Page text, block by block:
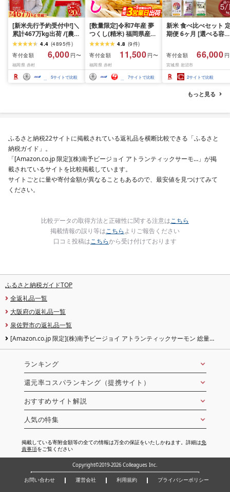
[新米先行予約受付中!]＼
累計467万kg出荷 /[農家
応援米]訳あり 令和7年産
令和8年産ふくきらり 夢
つくし 5kg 10kg 15kg
20kg [選べる品種・内容
量・出荷時期]複数原料
米 白米 精米 国産 限定
4.4 (4895件)
寄付金額
6,000 円〜
福岡県 赤村
5サイトで比較
[数量限定]令和7年産 夢
つくし(精米) 福岡県産ブ
ランド米 10kg (品
番:3X11R7)
4.8 (9件)
寄付金額
11,500 円〜
福岡県 赤村
7サイトで比較
新米 食べ比べセット
期便 6ヶ月 [選べる容
ん つきあかり つや姫
じのきらめき だて正夢
ひとめぼれ ササニシキ
セット 銘柄米 味比べ
リエーション お楽しみ
食味 毎日の食卓 毎月
わる 色々試せる 志賀
寄付金額 66,000
宮城県 岩沼市
2サイトで比較
もっと見る
ふるさと納税22サイトに掲載されている返礼品を横断比較できる「ふるさと
納税ガイド」。
「[Amazon.co.jp 限定](株)南予ビージョイ アトランティックサーモ…」が掲
載されているサイトを比較掲載しています。
サイトごとに量や寄付金額が異なることもあるので、最安値を見つけてみて
ください。
比較データの取得方法と正確性に関する注意はこちら
掲載情報の誤り等はこちらよりご報告ください
口コミ投稿はこちらから受け付けております
ふるさと納税ガイドTOP
全返礼品一覧
大阪府の返礼品一覧
泉佐野市の返礼品一覧
[Amazon.co.jp 限定](株)南予ビージョイ アトランティックサーモン 総量
ランキング
還元率コスパランキング（提携サイト）
おすすめサイト解説
人気の特集
掲載している寄附金額等の全ての情報は万全の保証をいたしかねます。詳細は免
責事項をご覧ください
Copyright©2019-2026 Colleagues Inc.
お問い合わせ 運営会社 利用規約 プライバシーポリシー